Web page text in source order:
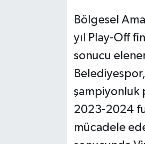
Bölgesel
yıl Play-Off
sonucu
şampiyonluk
2023-2024
mücadele